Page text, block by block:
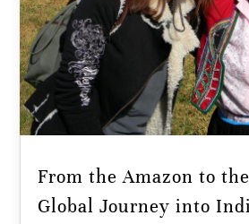
From the Amazon to
Global Journey into